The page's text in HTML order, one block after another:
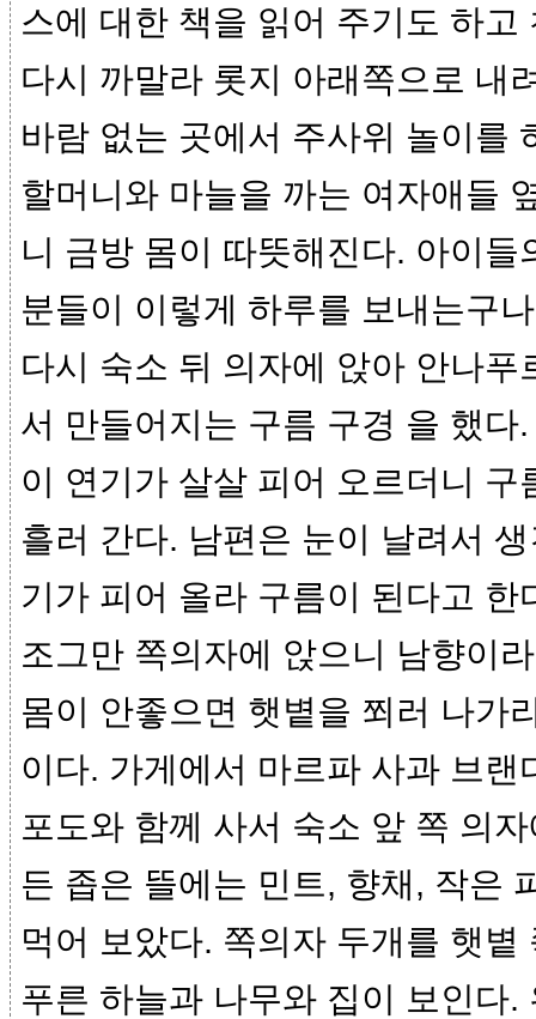
스에 대한 책을 읽어 주기도 하고
다시 까말라 롯지 아래쪽으로 내
바람 없는 곳에서 주사위 놀이를
할머니와 마늘을 까는 여자애들
니 금방 몸이 따뜻해진다. 아이
분들이 이렇게 하루를 보내는구
다시 숙소 뒤 의자에 앉아 안나푸
서 만들어지는 구름 구경 을 했다
이 연기가 살살 피어 오르더니 구
흘러 간다. 남편은 눈이 날려서
기가 피어 올라 구름이 된다고 한
조그만 쪽의자에 앉으니 남향이
몸이 안좋으면 햇볕을 쬐러 나가
이다. 가게에서 마르파 사과 브랜
포도와 함께 사서 숙소 앞 쪽 의
든 좁은 뜰에는 민트, 향채, 작은
먹어 보았다. 쪽의자 두개를 햇
푸른 하늘과 나무와 집이 보인다.